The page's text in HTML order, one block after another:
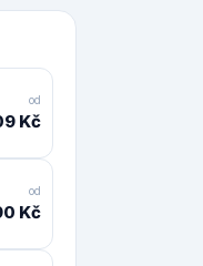
od
Kč
od
Kč